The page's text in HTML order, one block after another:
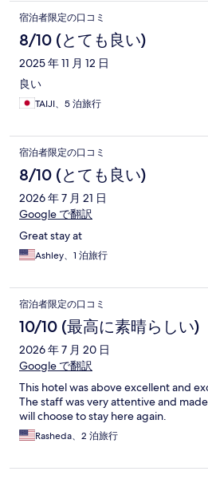
宿泊者限定の口コミ
8/10 (とても良い)
2025 年 11 月 12 日
良い
TAIJI、5 泊旅行
宿泊者限定の口コミ
8/10 (とても良い)
2026 年 7 月 21 日
Google で翻訳
Great stay at
Ashley、1 泊旅行
宿泊者限定の口コミ
10/10 (最高に素晴らしい)
2026 年 7 月 20 日
Google で翻訳
This hotel was above excellent and
The staff was very attentive and
will choose to stay here again.
Rasheda、2 泊旅行